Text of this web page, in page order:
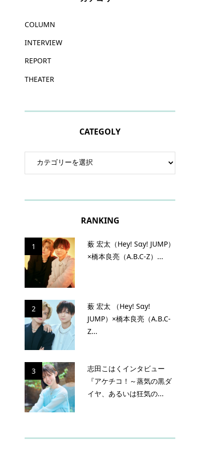
COLUMN
INTERVIEW
REPORT
THEATER
CATEGOLY
RANKING
1
薮 宏太（Hey! Sɑy! JUMP）
×橋本良亮（A.B.C-Z）...
2
薮 宏太 （Hey! Sɑy!
JUMP）×橋本良亮（A.B.C-
Z...
3
志田こはくインタビュー
『アケチコ！～蒸気の黒ダ
イヤ、あるいは狂気の...